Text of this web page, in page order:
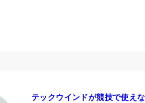
テックウインドが競技で使え